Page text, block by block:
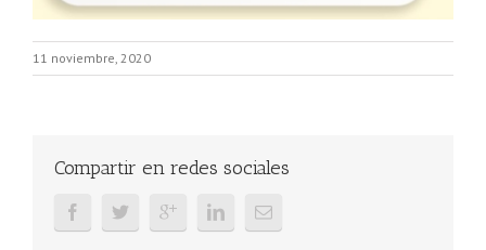
11 noviembre, 2020
Compartir en redes sociales